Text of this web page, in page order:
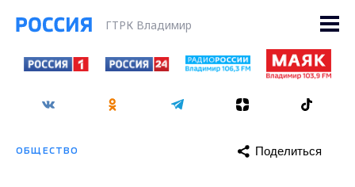
ГТРК Владимир
ОБЩЕСТВО Поделиться